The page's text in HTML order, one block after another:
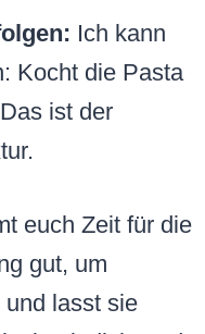
Ich kann
Kocht die Pasta
ist der
euch Zeit für die
gut, um
lasst sie